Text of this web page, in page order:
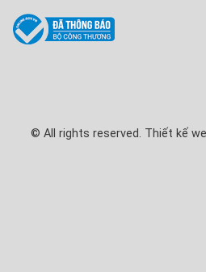
© All rights reserved. Thiết kế